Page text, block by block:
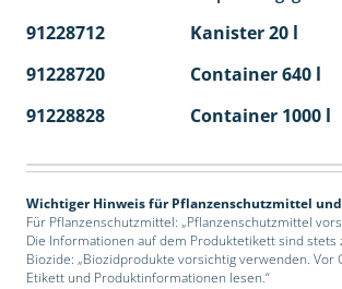
91228712 Kanister 20 l
91228720
Container 640 l
91228828
Container 1000 l
Wichtiger Hinweis für Pflanzenschutzmittel
Für Pflanzenschutzmittel: „Pflanzenschutzmittel
Die Informationen auf dem Produktetikett sind stets
Biozide: „Biozidprodukte vorsichtig verwenden. Vor
Etikett und Produktinformationen lesen.“